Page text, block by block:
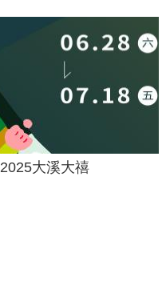
2025大溪大禧